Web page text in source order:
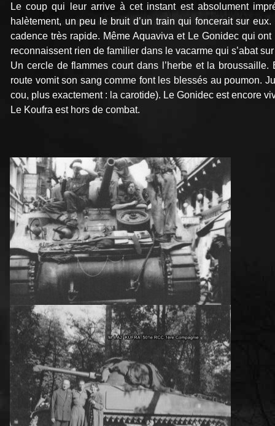
Le coup qui leur arrive à cet instant est absolument
halètement, un peu le bruit d’un train qui foncerait sur
cadence très rapide. Même Aquaviva et Le Gonidec qui
reconnaissent rien de familier dans le vacarme qui s’abat
Un cercle de flammes court dans l’herbe et la
route vomit son sang comme font les blessés au poumon.
cou, plus exactement : la carotide). Le Gonidec est encore
Le Koufra est hors de combat.